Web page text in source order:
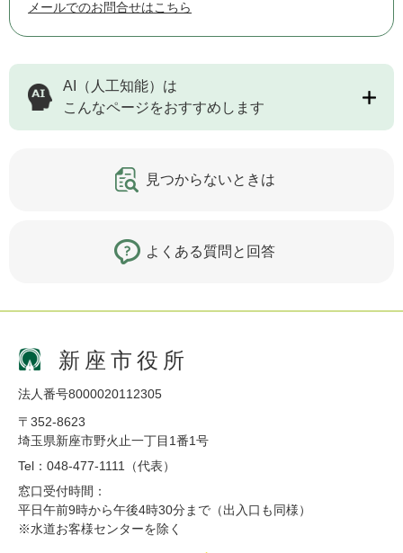
メールでのお問合せはこちら
AI（人工知能）は
こんなページをおすすめします
見つからないときは
よくある質問と回答
新座市役所
法人番号8000020112305
〒352-8623
埼玉県新座市野火止一丁目1番1号
Tel：048-477-1111（代表）
窓口受付時間：
平日午前9時から午後4時30分まで（出入口も同様）
※水道お客様センターを除く